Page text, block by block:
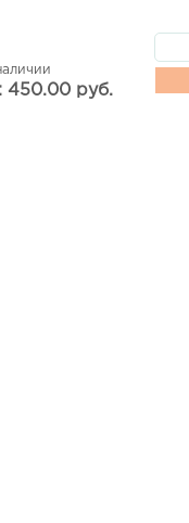
450.00 руб.